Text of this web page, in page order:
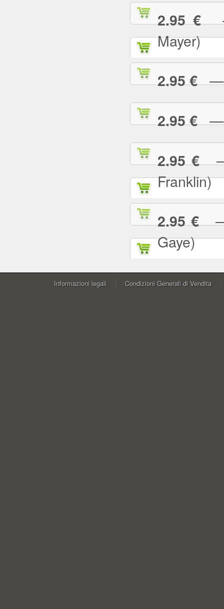
2.95 €—
Mayer)
2.95 €—
2.95 €—
2.95 €—
Franklin)
2.95 €—
Gaye)
Informazioni legali Condizioni Generali di Vendita